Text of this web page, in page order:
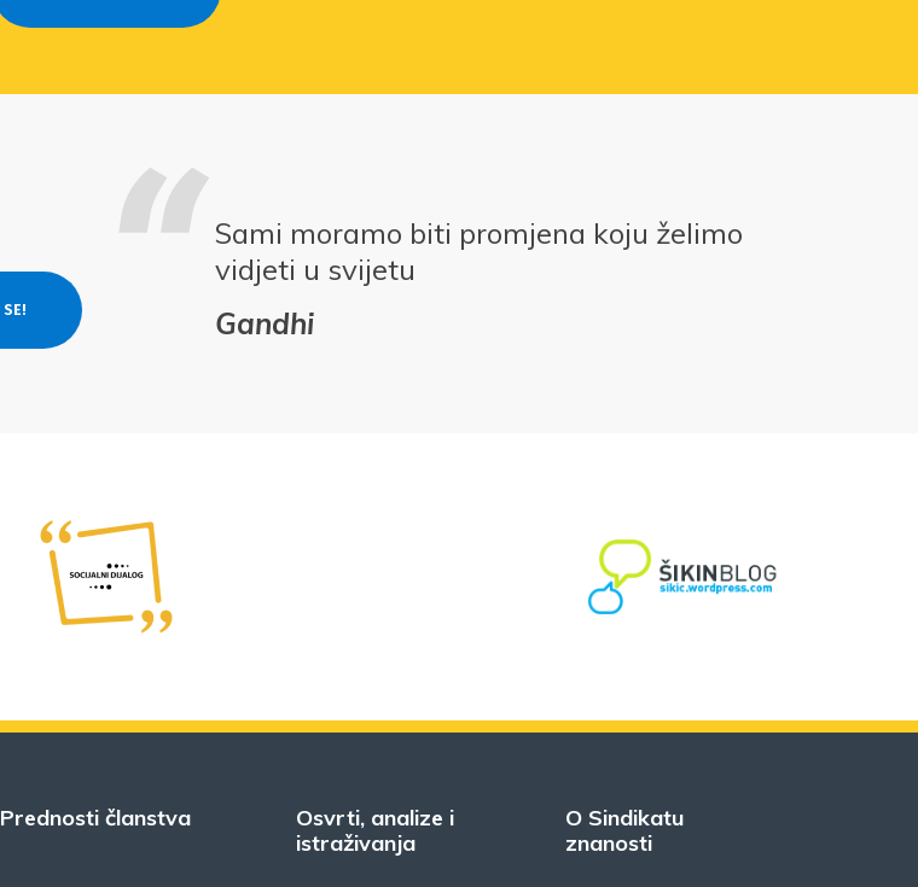
Sami moramo biti promjena koju želimo
vidjeti u svijetu
Gandhi
Prednosti članstva
Osvrti, analize i
istraživanja
O Sindikatu
znanosti